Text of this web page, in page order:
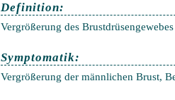
Definition:
Vergrößerung des
Symptomatik:
Vergrößerung der männlichen Brust,